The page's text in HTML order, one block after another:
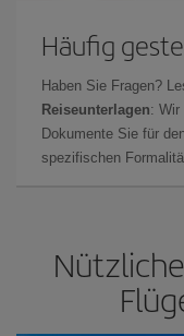
Häufig
Haben Sie Fragen?
Reiseunterlagen: Wir
Dokumente Sie für
spezifischen